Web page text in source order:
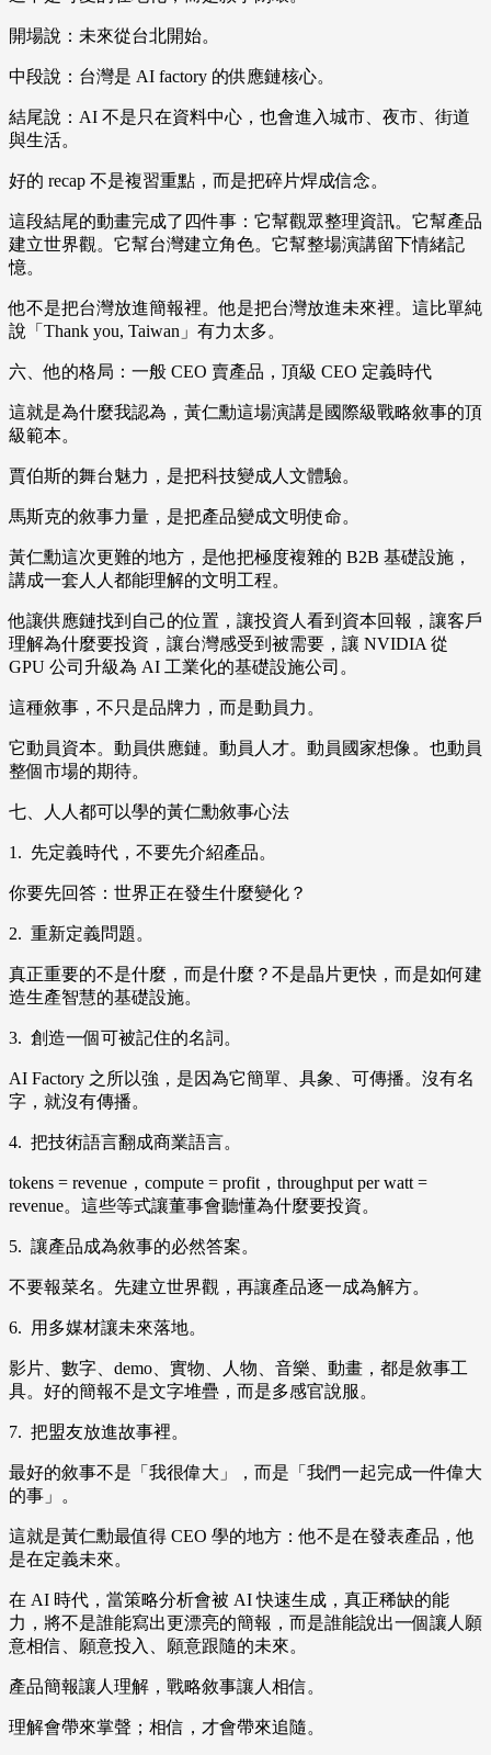
開場說：未來從台北開始。
中段說：台灣是 AI factory 的供應鏈核心。
結尾說：AI 不是只在資料中心，也會進入城市、夜市、街道
與生活。
好的 recap 不是複習重點，而是把碎片焊成信念。
這段結尾的動畫完成了四件事：它幫觀眾整理資訊。它幫產品
建立世界觀。它幫台灣建立角色。它幫整場演講留下情緒記
憶。
他不是把台灣放進簡報裡。他是把台灣放進未來裡。這比單純
說「Thank you, Taiwan」有力太多。
六、他的格局：一般 CEO 賣產品，頂級 CEO 定義時代
這就是為什麼我認為，黃仁勳這場演講是國際級戰略敘事的頂
級範本。
賈伯斯的舞台魅力，是把科技變成人文體驗。
馬斯克的敘事力量，是把產品變成文明使命。
黃仁勳這次更難的地方，是他把極度複雜的 B2B 基礎設施，
講成一套人人都能理解的文明工程。
他讓供應鏈找到自己的位置，讓投資人看到資本回報，讓客戶
理解為什麼要投資，讓台灣感受到被需要，讓 NVIDIA 從
GPU 公司升級為 AI 工業化的基礎設施公司。
這種敘事，不只是品牌力，而是動員力。
它動員資本。動員供應鏈。動員人才。動員國家想像。也動員
整個市場的期待。
七、人人都可以學的黃仁勳敘事心法
1. 先定義時代，不要先介紹產品。
你要先回答：世界正在發生什麼變化？
2. 重新定義問題。
真正重要的不是什麼，而是什麼？不是晶片更快，而是如何建
造生產智慧的基礎設施。
3. 創造一個可被記住的名詞。
AI Factory 之所以強，是因為它簡單、具象、可傳播。沒有名
字，就沒有傳播。
4. 把技術語言翻成商業語言。
tokens = revenue，compute = profit，throughput per watt =
revenue。這些等式讓董事會聽懂為什麼要投資。
5. 讓產品成為敘事的必然答案。
不要報菜名。先建立世界觀，再讓產品逐一成為解方。
6. 用多媒材讓未來落地。
影片、數字、demo、實物、人物、音樂、動畫，都是敘事工
具。好的簡報不是文字堆疊，而是多感官說服。
7. 把盟友放進故事裡。
最好的敘事不是「我很偉大」，而是「我們一起完成一件偉大
的事」。
這就是黃仁勳最值得 CEO 學的地方：他不是在發表產品，他
是在定義未來。
在 AI 時代，當策略分析會被 AI 快速生成，真正稀缺的能
力，將不是誰能寫出更漂亮的簡報，而是誰能說出一個讓人願
意相信、願意投入、願意跟隨的未來。
產品簡報讓人理解，戰略敘事讓人相信。
理解會帶來掌聲；相信，才會帶來追隨。